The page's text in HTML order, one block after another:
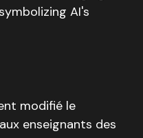
modifié le
enseignants des